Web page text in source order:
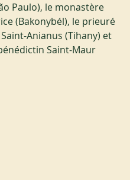
Paulo), le monastère
(Bakonybél), le prieuré
Anianus (Tihany) et
Saint-Maur